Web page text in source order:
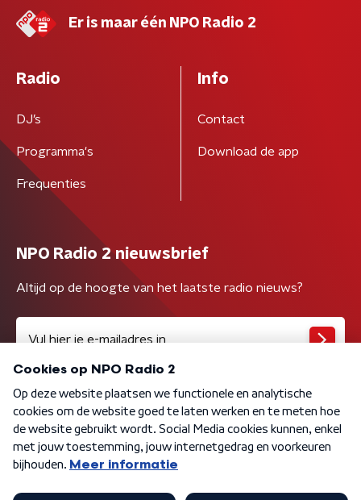
Er is maar één NPO Radio 2
Radio
DJ’s
Programma's
Frequenties
Info
Contact
Download de app
NPO Radio 2 nieuwsbrief
Altijd op de hoogte van het laatste radio nieuws?
Algemene voorwaarden